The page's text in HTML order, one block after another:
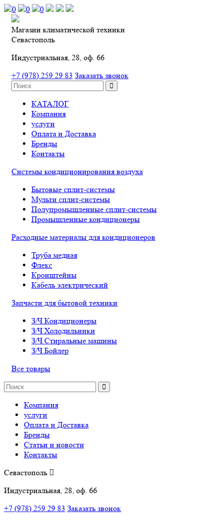
0 0 0
Магазин климатической техники
Севастополь
Индустриальная, 28, оф. 66
+7 (978) 259 29 83 Заказать звонок
КАТАЛОГ
Компания
услуги
Оплата и Доставка
Бренды
Контакты
Системы кондиционирования воздуха
Бытовые сплит-системы
Мульти сплит-системы
Полупромышленные сплит-системы
Промышленные кондиционеры
Расходные материалы для кондиционеров
Труба медная
Флекс
Кронштейны
Кабель электрический
Запчасти для бытовой техники
З/Ч Кондиционеры
З/Ч Холодильники
З/Ч Стиральные машины
З/Ч Бойлер
Все товары
Компания
услуги
Оплата и Доставка
Бренды
Статьи и новости
Контакты
Севастополь
Индустриальная, 28, оф. 66
+7 (978) 259 29 83 Заказать звонок